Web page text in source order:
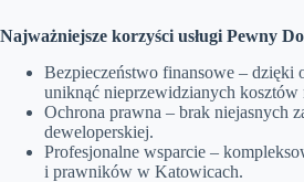
Najważniejsze korzyści usługi Pewny
Bezpieczeństwo finansowe – dzięki
uniknąć nieprzewidzianych kosztów
Ochrona prawna – brak niejasnych
deweloperskiej.
Profesjonalne wsparcie –
i prawników w Katowicach.